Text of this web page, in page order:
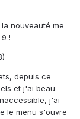
nouveauté me
!
depuis ce
et j'ai beau
j'ai
le menu s'ouvre